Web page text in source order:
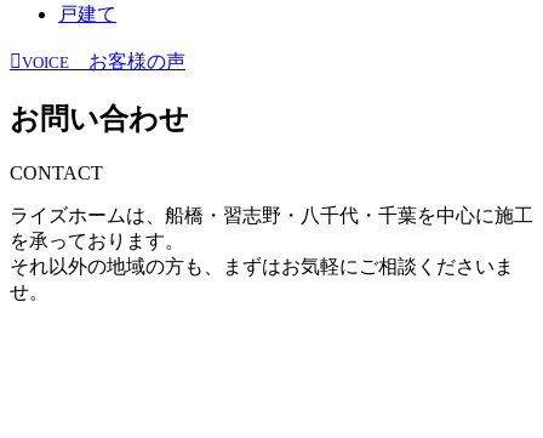
戸建て
VOICE お客様の声
お問い合わせ
CONTACT
ライズホームは、船橋・習志野・八千代・千葉を中心に施工
を承っております。
それ以外の地域の方も、まずはお気軽にご相談くださいま
せ。